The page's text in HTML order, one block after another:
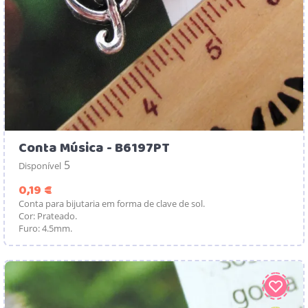
Conta Música - B6197PT
Disponível 5
0,19 €
Conta para bijutaria em forma de clave de sol.
Cor: Prateado.
Furo: 4.5mm.